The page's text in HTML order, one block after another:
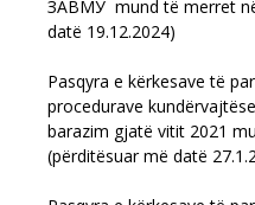
ЗАВМУ mund të merret
datë 19.12.2024)
Pasqyra e kërkesave të
procedurave
barazim gjatë vitit 2021
(përditësuar më datë